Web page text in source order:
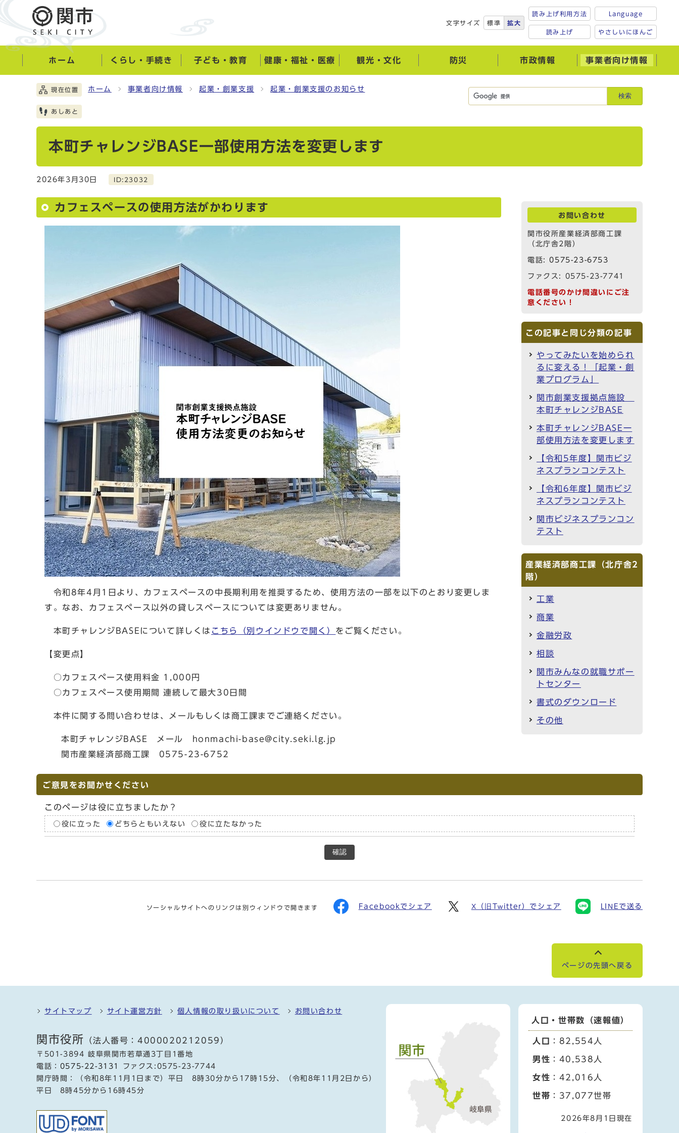
文字サイズ 標準 拡大
読み上げ利用方法
読み上げ
Language
やさしいにほんご
ホーム くらし・手続き 子ども・教育 健康・福祉・医療 観光・文化 防災 市政情報 事業者向け情報
検索
現在位置 ホーム 事業者向け情報 起業・創業支援 起業・創業支援のお知らせ
あしあと
本町チャレンジBASE一部使用方法を変更します
2026年3月30日 ID:23032
カフェスペースの使用方法がかわります
令和8年4月1日より、カフェスペースの中長期利用を推奨するため、使用方法の一部を以下のとおり変更しま
す。なお、カフェスペース以外の貸しスペースについては変更ありません。
本町チャレンジBASEについて詳しくは こちら （別ウインドウで開く） をご覧ください。
【変更点】
○カフェスペース使用料金 1,000円
○カフェスペース使用期間 連続して最大30日間
本件に関する問い合わせは、メールもしくは商工課までご連絡ください。
本町チャレンジBASE メール honmachi-base@city.seki.lg.jp
関市産業経済部商工課 0575-23-6752
お問い合わせ
関市役所産業経済部商工課
（北庁舎2階）
電話:0575-23-6753
ファクス: 0575-23-7741
電話番号のかけ間違いにご注
意ください！
この記事と同じ分類の記事
やってみたいを始められ
るに変える！「起業・創
業プログラム」
関市創業支援拠点施設
本町チャレンジBASE
本町チャレンジBASE一
部使用方法を変更します
【令和5年度】関市ビジ
ネスプランコンテスト
【令和6年度】関市ビジ
ネスプランコンテスト
関市ビジネスプランコン
テスト
産業経済部商工課（北庁舎2
階）
工業
商業
金融労政
相談
関市みんなの就職サポー
トセンター
書式のダウンロード
その他
ご意見をお聞かせください
このページは役に立ちましたか？
役に立った どちらともいえない 役に立たなかった
確認
ソーシャルサイトへのリンクは別ウィンドウで開きます Facebookでシェア X（旧Twitter）でシェア LINEで送る
ページの先頭へ戻る
サイトマップ サイト運営方針 個人情報の取り扱いについて お問い合わせ
関市役所 （法人番号：4000020212059）
〒501-3894 岐阜県関市若草通3丁目1番地
電話： 0575-22-3131
ファクス:0575-23-7744
開庁時間：（令和8年11月1日まで）平日 8時30分から17時15分、（令和8年11月2日から）
平日 8時45分から16時45分
人口・世帯数（速報値）
人口 ：82,554人
男性 ：40,538人
女性 ：42,016人
世帯 ：37,077世帯
2026年8月1日現在